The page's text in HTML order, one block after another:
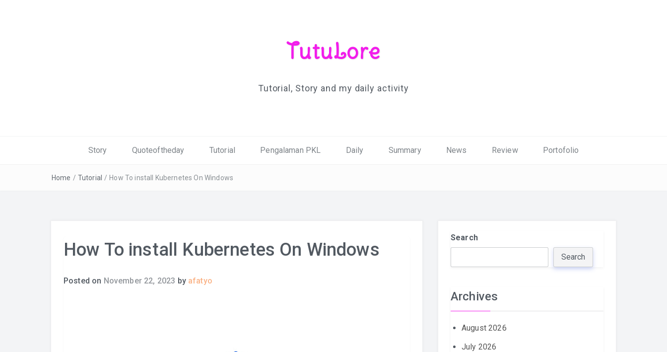
TutuLore
Tutorial, Story and my daily activity
Story Quoteoftheday Tutorial Pengalaman PKL Daily Summary News Review Portofolio
Home / Tutorial / How To install Kubernetes On Windows
How To install Kubernetes On Windows
Posted on November 22, 2023 by afatyo
Search
Search
Archives
August 2026
July 2026